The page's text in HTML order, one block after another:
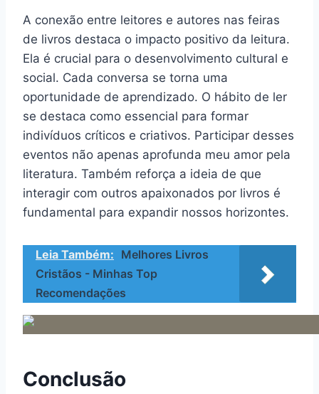
A conexão entre leitores e autores nas feiras
de livros destaca o impacto positivo da leitura.
Ela é crucial para o desenvolvimento cultural e
social. Cada conversa se torna uma
oportunidade de aprendizado. O hábito de ler
se destaca como essencial para formar
indivíduos críticos e criativos. Participar desses
eventos não apenas aprofunda meu amor pela
literatura. Também reforça a ideia de que
interagir com outros apaixonados por livros é
fundamental para expandir nossos horizontes.
Leia Também: Melhores Livros
Cristãos - Minhas Top
Recomendações
Conclusão